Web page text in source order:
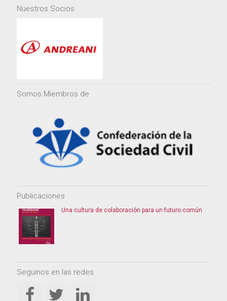
Nuestros Socios
Somos Miembros de
Publicaciones
Una cultura de colaboración para un futuro común
Seguinos en las redes